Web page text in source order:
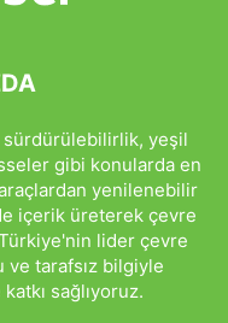
sürdürülebilirlik, yeşil
gibi konularda en
yenilenebilir
içerik üreterek çevre
lider çevre
tarafsız bilgiyle
sağlıyoruz.